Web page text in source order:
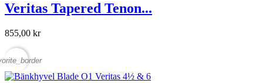
Veritas Tapered Tenon...
855,00 kr